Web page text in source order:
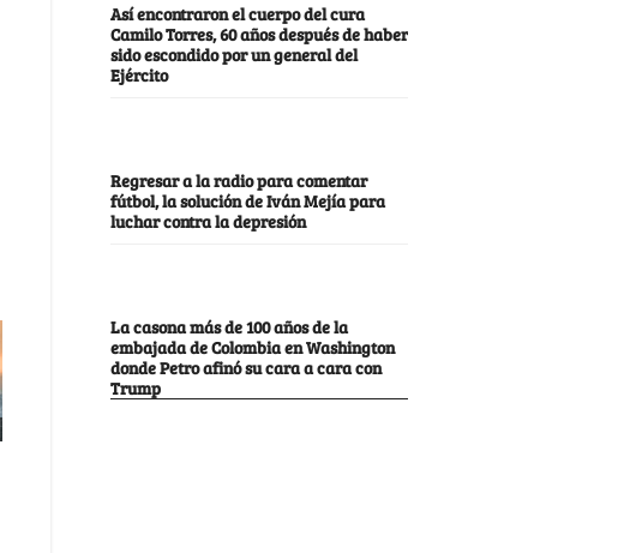
Así encontraron el cuerpo del cura
Camilo Torres, 60 años después de haber
sido escondido por un general del
Ejército
Regresar a la radio para comentar
fútbol, la solución de Iván Mejía para
luchar contra la depresión
La casona más de 100 años de la
embajada de Colombia en Washington
donde Petro afinó su cara a cara con
Trump